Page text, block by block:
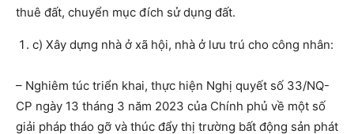
thuê đất, chuyển mục đích sử dụng đất.
c) Xây dựng nhà ở xã hội, nhà ở lưu trú cho công nhân:
– Nghiêm túc triển khai, thực hiện Nghị quyết số 33/NQ-
CP ngày 13 tháng 3 năm 2023 của Chính phủ về một số
giải pháp tháo gỡ và thúc đẩy thị trường bất động sản phát